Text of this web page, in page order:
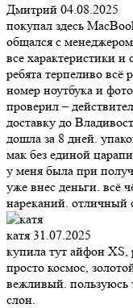
Дмитрий 04.08.2025
покупал здесь
общался с
все характеристики и
ребята терпеливо всё
номер ноутбука и
проверил –
доставку до
дошла за 8 дней.
мак без единой
у меня была при
уже внес деньги. всё
нареканий. отличный
катя 31.07.2025
купила тут айфон
просто космос,
вежливый. пользуюсь
слон.